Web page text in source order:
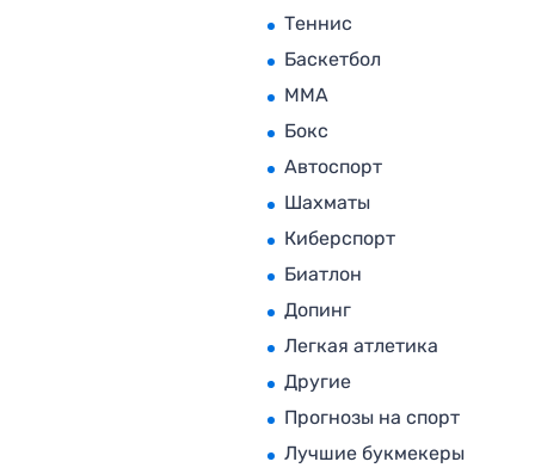
Теннис
Баскетбол
MMA
Бокс
Автоспорт
Шахматы
Киберспорт
Биатлон
Допинг
Легкая атлетика
Другие
Прогнозы на спорт
Лучшие букмекеры